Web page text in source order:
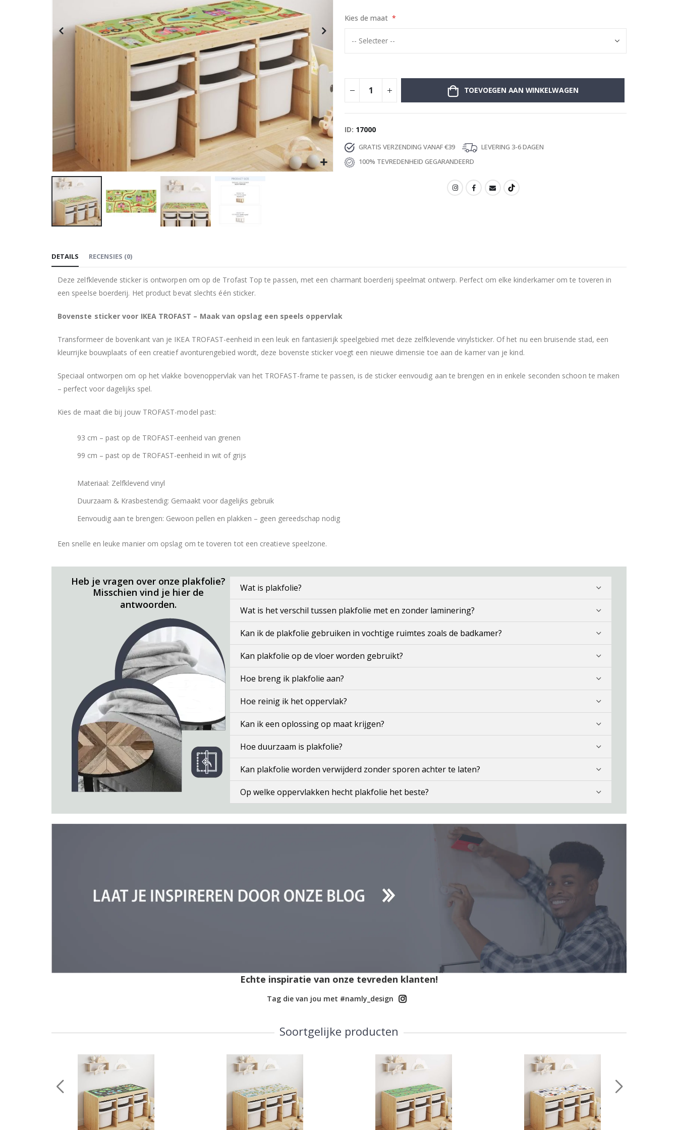
het
van
de
gallerij
Kies de maat
TOEVOEGEN AAN WINKELWAGEN
ID 17000
GRATIS VERZENDING VANAF €39
LEVERING 3-6 DAGEN
100% TEVREDENHEID GEGARANDEERD
DETAILS
Deze zelfklevende sticker is ontworpen om op de Trofast Top te passen, met een charmant boerderij speelmat ontwerp. Perfect om elke kinderkamer om te toveren in
een speelse boerderij. Het product bevat slechts één sticker.
Bovenste sticker voor IKEA TROFAST – Maak van opslag een speels oppervlak
Transformeer de bovenkant van je IKEA TROFAST-eenheid in een leuk en fantasierijk speelgebied met deze zelfklevende vinylsticker. Of het nu een bruisende stad, een
kleurrijke bouwplaats of een creatief avonturengebied wordt, deze bovenste sticker voegt een nieuwe dimensie toe aan de kamer van je kind.
Speciaal ontworpen om op het vlakke bovenoppervlak van het TROFAST-frame te passen, is de sticker eenvoudig aan te brengen en in enkele seconden schoon te maken
– perfect voor dagelijks spel.
Kies de maat die bij jouw TROFAST-model past:
93 cm – past op de TROFAST-eenheid van grenen
99 cm – past op de TROFAST-eenheid in wit of grijs
Materiaal: Zelfklevend vinyl
Duurzaam & Krasbestendig: Gemaakt voor dagelijks gebruik
Eenvoudig aan te brengen: Gewoon pellen en plakken – geen gereedschap nodig
Een snelle en leuke manier om opslag om te toveren tot een creatieve speelzone.
RECENSIES (0)
Heb je vragen over onze plakfolie?
Misschien vind je hier de
antwoorden.
Wat is plakfolie?
Wat is het verschil tussen plakfolie met en zonder laminering?
Kan ik de plakfolie gebruiken in vochtige ruimtes zoals de badkamer?
Kan plakfolie op de vloer worden gebruikt?
Hoe breng ik plakfolie aan?
Hoe reinig ik het oppervlak?
Kan ik een oplossing op maat krijgen?
Hoe duurzaam is plakfolie?
Kan plakfolie worden verwijderd zonder sporen achter te laten?
Op welke oppervlakken hecht plakfolie het beste?
Echte inspiratie van onze tevreden klanten!
Tag die van jou met #namly_design
Soortgelijke producten